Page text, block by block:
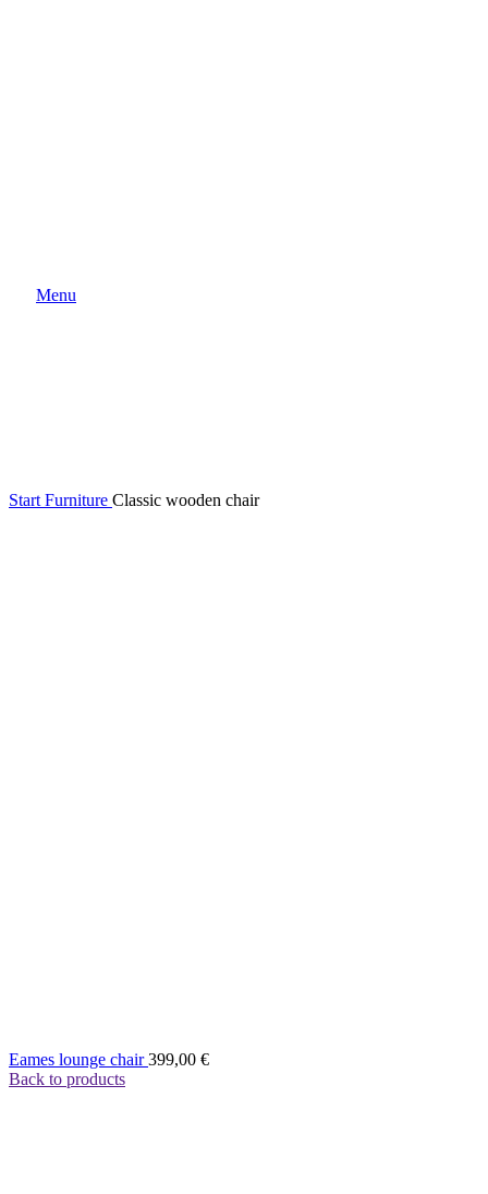
Menu
Start Furniture Classic wooden chair
Eames lounge chair399,00 €
Back to products